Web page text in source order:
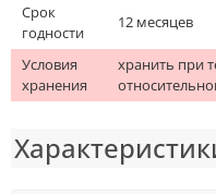
Срок
годности
12 месяцев
Условия
хранения
хранить при